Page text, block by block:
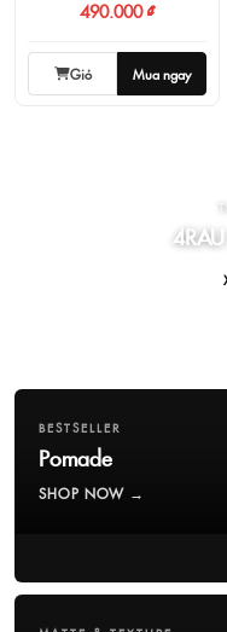
490.000 ₫
Giỏ Mua ngay
BESTSELLER
Pomade
SHOP NOW →